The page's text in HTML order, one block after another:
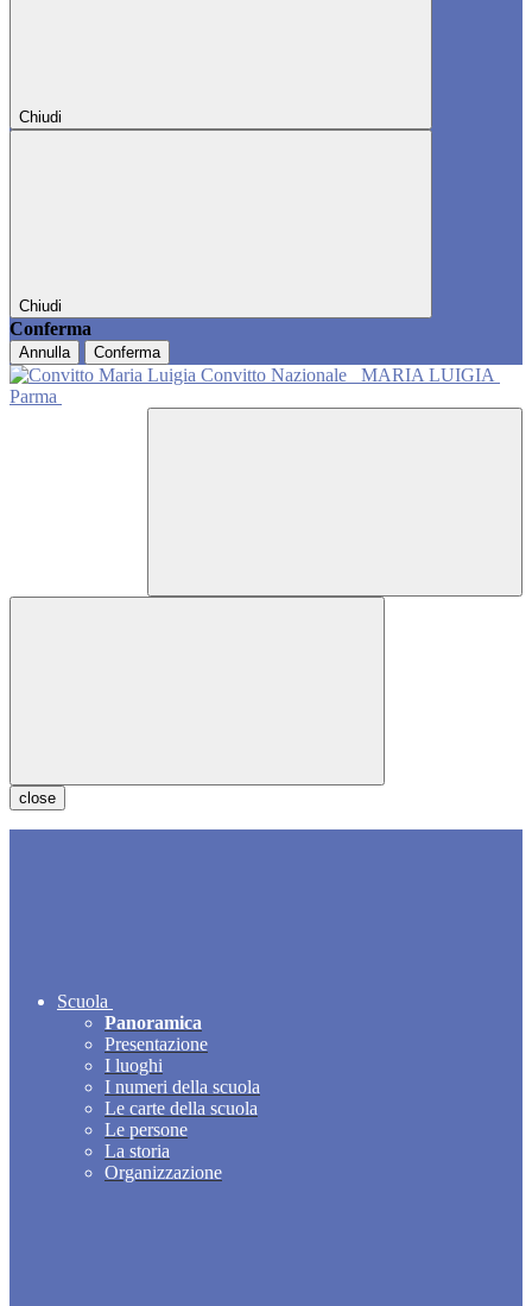
Chiudi
Chiudi
Conferma
Annulla Conferma
Convitto Nazionale
MARIA LUIGIA
Parma
close
Scuola
Panoramica
Presentazione
I luoghi
I numeri della scuola
Le carte della scuola
Le persone
La storia
Organizzazione